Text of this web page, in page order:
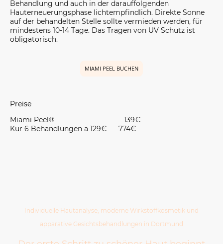
Behandlung und auch in der darauffolgenden
Hauterneuerungsphase lichtempfindlich. Direkte Sonne
auf der behandelten Stelle sollte vermieden werden, für
mindestens 10-14 Tage. Das Tragen von UV Schutz ist
obligatorisch.
MIAMI PEEL BUCHEN
Preise
Miami Peel® 139€
Kur 6 Behandlungen a 129€ 774€
Individuelle Hautanalyse, moderne Wirkstoffkosmetik und
apparative Gesichtsbehandlungen in Dortmund